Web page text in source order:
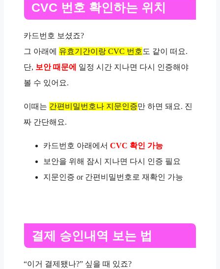
CVC 번호 확인하는 위치
카드번호 보셨죠?
그 아래에 유효기간이랑 CVC 번호 도 같이 떠요.
단, 보안 때문에
일정 시간 지나면 다시 인증해야
볼 수 있어요.
이때는 간편비밀번호나 지문인증만 하면 돼요. 진
짜 간단해요.
카드번호 아래에서 CVC 확인 가능
보안을 위해 잠시 지나면 다시 인증 필요
지문인증 or 간편비밀번호로 재확인 가능
결제 승인내역 보는 법
“이거 결제됐나?” 싶을 때 있죠?